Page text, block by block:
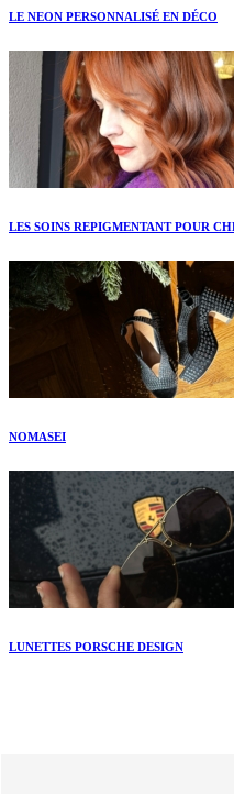
LE NEON PERSONNALISÉ EN DÉCO
LES SOINS REPIGMENTANT POUR
NOMASEI
LUNETTES PORSCHE DESIGN